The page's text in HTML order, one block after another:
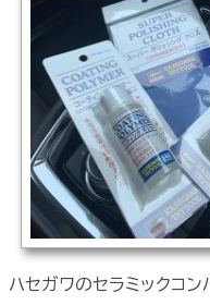
ハセガワのセラミックコン